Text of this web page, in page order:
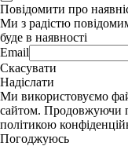
Повідомити про
Ми з радістю
буде в наявності
Email
Скасувати
Надіслати
Ми використовуємо
сайтом. Продовжуючи
політикою
Погоджуюсь